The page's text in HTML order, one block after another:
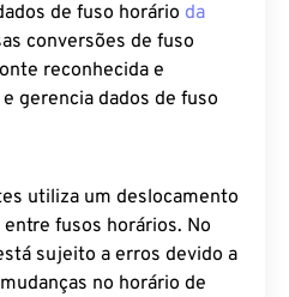
de fuso horário da
conversões de fuso
reconhecida e
gerencia dados de fuso
utiliza um deslocamento
fusos horários. No
sujeito a erros devido a
no horário de